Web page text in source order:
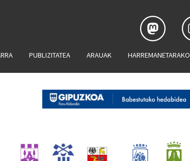
PUBLIZITATEA ARAUAK HARREMANETARAKO